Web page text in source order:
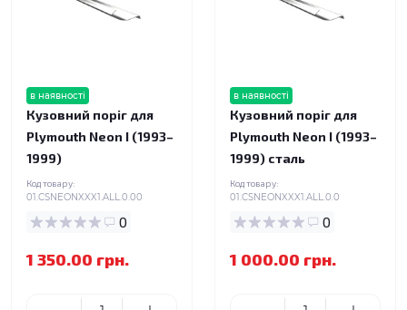
в наявності
Кузовний поріг для
Plymouth Neon I (1993–
1999)
Код товару:
01.CSNEONXXX1.ALL.0.00
0
1 350.00 грн.
в наявності
Кузовний поріг для
Plymouth Neon I (1993–
1999) сталь
Код товару:
01.CSNEONXXX1.ALL.0.0
0
1 000.00 грн.